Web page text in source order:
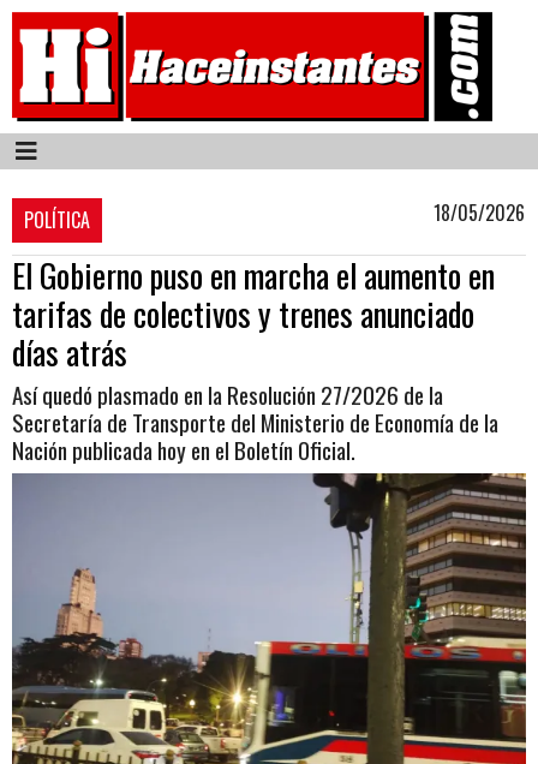
POLÍTICA 18/05/2026
El Gobierno puso en marcha el aumento en
tarifas de colectivos y trenes anunciado
días atrás
Así quedó plasmado en la Resolución 27/2026 de la
Secretaría de Transporte del Ministerio de Economía de la
Nación publicada hoy en el Boletín Oficial.